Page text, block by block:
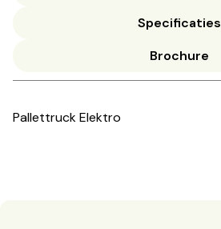
Specificaties
Brochure
Pallettruck Elektro